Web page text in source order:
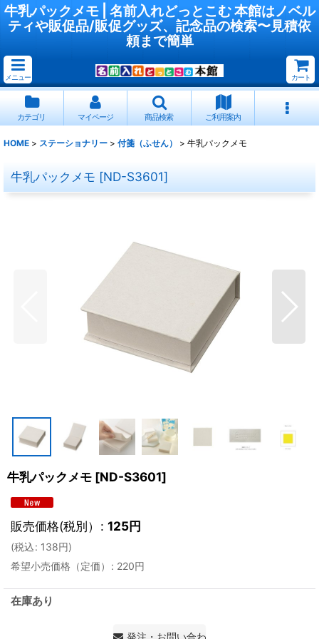
牛乳パックメモ | 名前入れどっとこむ 本館はノベル
ティや販促品/販促グッズ、記念品の検索〜見積依
頼まで簡単
メニュー カート
カテゴリ マイページ 商品検索 ご利用案内
HOME > ステーショナリー > 付箋（ふせん） > 牛乳パックメモ
牛乳パックメモ [ND-S3601]
牛乳パックメモ [ND-S3601]
販売価格(税別） : 125円
(税込: 138円)
希望小売価格（定価）
: 220円
在庫あり
発注・お問い合わせ・見積もり依頼